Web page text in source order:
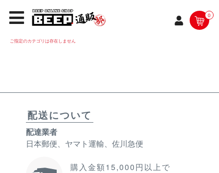
0
ご指定のカテゴリは存在しません
配送について
配達業者
日本郵便、ヤマト運輸、佐川急便
購入金額15,000円以上で